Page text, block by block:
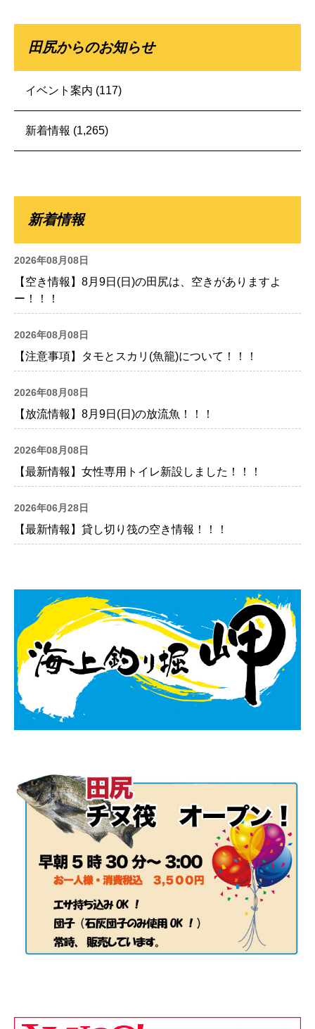
田尻からのお知らせ
イベント案内 (117)
新着情報 (1,265)
新着情報
2026年08月08日
【空き情報】8月9日(日)の田尻は、空きがありますよ
ー！！！
2026年08月08日
【注意事項】タモとスカリ(魚籠)について！！！
2026年08月08日
【放流情報】8月9日(日)の放流魚！！！
2026年08月08日
【最新情報】女性専用トイレ新設しました！！！
2026年06月28日
【最新情報】貸し切り筏の空き情報！！！